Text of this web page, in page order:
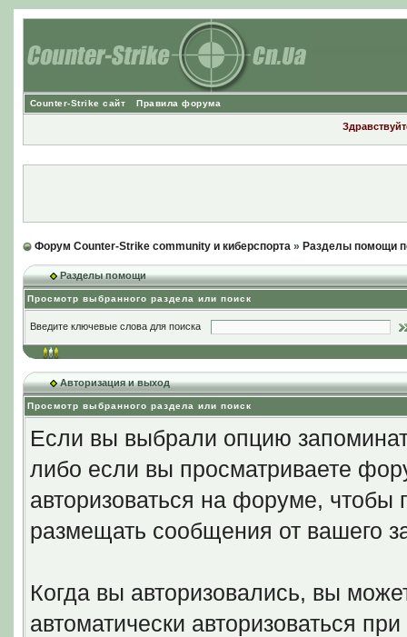
Counter-Strike сайт Правила форума
Форум Counter-Strike community и киберспорта» Разделы помощи
Разделы помощи
Просмотр выбранного раздела или поиск
Введите ключевые слова для поиска
Авторизация и выход
Просмотр выбранного раздела или поиск
Если вы выбрали опцию
либо если вы просматриваете
авторизоваться на форуме,
размещать сообщения от вашего
Когда вы авторизовались, вы
автоматически авторизоваться